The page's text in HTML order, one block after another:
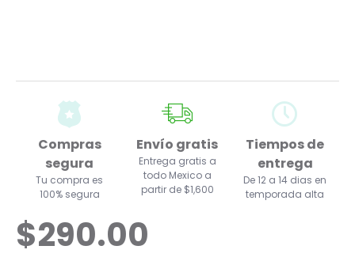
Compras
segura
Tu compra es
100% segura
Envío gratis
Entrega gratis a
todo Mexico a
partir de $1,600
Tiempos de
entrega
De 12 a 14 dias en
temporada alta
$290.00